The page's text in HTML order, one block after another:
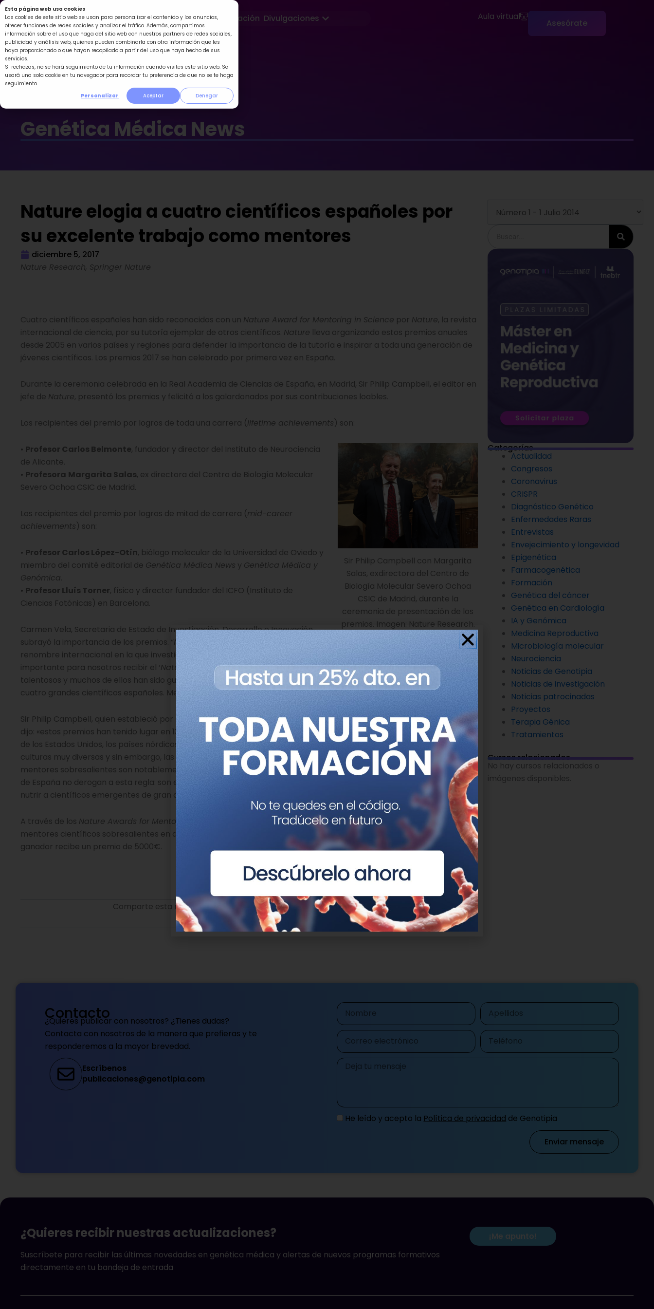
Esta página web usa cookies
Las cookies de este sitio web se usan para personalizar el contenido y los anuncios,
ofrecer funciones de redes sociales y analizar el tráfico. Además, compartimos
información sobre el uso que haga del sitio web con nuestros partners de redes sociales,
publicidad y análisis web, quienes pueden combinarla con otra información que les
haya proporcionado o que hayan recopilado a partir del uso que haya hecho de sus
servicios.
Si rechazas, no se hará seguimiento de tu información cuando visites este sitio web. Se
usará una sola cookie en tu navegador para recordar tu preferencia de que no se te haga
seguimiento.
Personalizar
Aceptar Denegar
Ir
al
contenido
Formación Divulgaciones Abrir Divulgaciones Aula virtual
Asesórate
Genética Médica News
Nature elogia a cuatro científicos españoles por
su excelente trabajo como mentores
diciembre 5, 2017
Nature Research, Springer Nature
Cuatro científicos españoles han sido reconocidos con un Nature Award for Mentoring in Science por Nature, la revista
internacional de ciencia, por su tutoría ejemplar de otros científicos. Nature lleva organizando estos premios anuales
desde 2005 en varios países y regiones para defender la importancia de la tutoría e inspirar a toda una generación de
jóvenes científicos. Los premios 2017 se han celebrado por primera vez en España.
Durante la ceremonia celebrada en la Real Academia de Ciencias de España, en Madrid, Sir Philip Campbell, el editor en
jefe de Nature, presentó los premios y felicitó a los galardonados por sus contribuciones loables.
Los recipientes del premio por logros de toda una carrera (lifetime achievements) son:
Sir Philip Campbell con Margarita
Salas, exdirectora del Centro de
Biología Molecular Severo Ochoa
CSIC de Madrid, durante la
ceremonia de presentación de los
premios. Imagen: Nature Research.
• Profesor Carlos Belmonte, fundador y director del Instituto de Neurociencia
de Alicante.
• Profesora Margarita Salas, ex directora del Centro de Biología Molecular
Severo Ochoa CSIC de Madrid.
Los recipientes del premio por logros de mitad de carrera (mid-career
achievements) son:
• Profesor Carlos López-Otín, biólogo molecular de la Universidad de Oviedo y
miembro del comité editorial de Genética Médica News y Genética Médica y
Genómica.
• Profesor Lluís Torner, físico y director fundador del ICFO (Instituto de
Ciencias Fotónicas) en Barcelona.
Carmen Vela, Secretaria de Estado de Investigación, Desarrollo e Innovación
subrayó la importancia de los premios. “Nature
renombre internacional en la que investigadores de todo el mundo quieren publicar sus estudios, así que es muy
importante para nosotros recibir el ‘Nature
Mentoring Awards’ este año. España es un país repleto de científicos
talentosos y muchos de ellos han sido guiados por Margarita Salas, Carlos Belmonte, Carlos López-Otín y Lluis Torner,
cuatro grandes científicos españoles. Me gustaría expresar mi gratitud por su trabajo durante todos estos años”.
Sir Philip Campbell con Carlos
Belmonte, fundador y director, hasta
de Alicante. Imagen: Nature Research.
Sir Philip Campbell, quien estableció por primera vez estos reconocimientos,
dijo: «estos premios han tenido lugar en 13 países o regiones, incluidos el oeste
de los Estados Unidos, los países nórdicos, Sudáfrica, Japón y China. Estas son
culturas muy diversas y sin embargo, las características clave de los
mentores sobresalientes son notablemente similares. Los grandes ejemplos
de España no derogan a esta regla: son extraordinarios en su capacidad para
nutrir a científicos emergentes de gran diversidad».
A través de los Nature Awards for Mentoring in Science
reconoce
mentores científicos sobresalientes en diferentes regiones del mundo. Cada
ganador recibe un premio de 5000€.
Comparte esta noticia en tus redes
Categorías
Actualidad
Congresos
Coronavirus
CRISPR
Diagnóstico Genético
Enfermedades Raras
Entrevistas
Envejecimiento y longevidad
Epigenética
Farmacogenética
Formación
Genética del cáncer
Genética en Cardiología
IA y Genómica
Medicina Reproductiva
Microbiología molecular
Neurociencia
Noticias de Genotipia
Noticias de investigación
Noticias patrocinadas
Proyectos
Terapia Génica
Tratamientos
Cursos relacionados
No hay cursos relacionados o
imágenes disponibles.
Contacto
¿Quieres publicar con nosotros? ¿Tienes dudas?
Contacta con nosotros de la manera que prefieras y te
responderemos a la mayor brevedad.
Escríbenos
publicaciones@genotipia.com
Nombre Apellidos
Correo
electrónico
Teléfono
Mensaje
He leído y acepto la Política de privacidad de Genotipia
Enviar mensaje
¿Quieres recibir nuestras actualizaciones?
Suscríbete para recibir las últimas novedades en genética médica y alertas de nuevos programas formativos
directamente en tu bandeja de entrada
¡Me apunto!